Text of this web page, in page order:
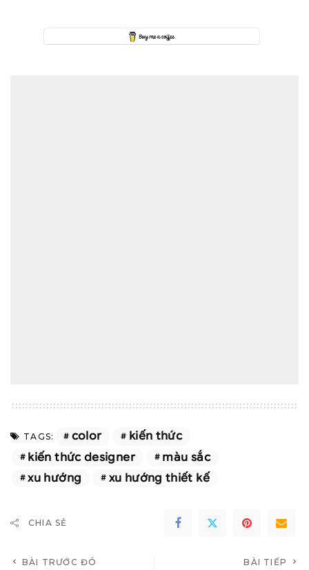
TAGS: color
kiến thức
kiến thức designer
màu sắc
xu hướng
xu hướng thiết kế
CHIA SẺ
BÀI TRƯỚC ĐÓ BÀI TIẾP